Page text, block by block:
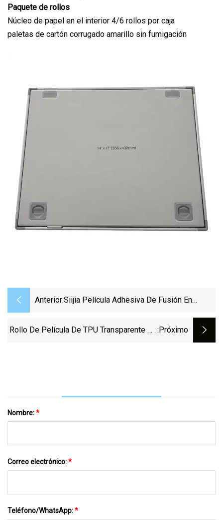
Paquete de rollos
Núcleo de papel en el interior 4/6 rollos por caja
paletas de cartón corrugado amarillo sin fumigación
Anterior:Siijia Película Adhesiva De Fusión En
Translúcida De TPU Para Tela Laminada
Rollo De Película De TPU Transparente De :próximo
Nombre:*
Correo electrónico:*
Teléfono/WhatsApp:*